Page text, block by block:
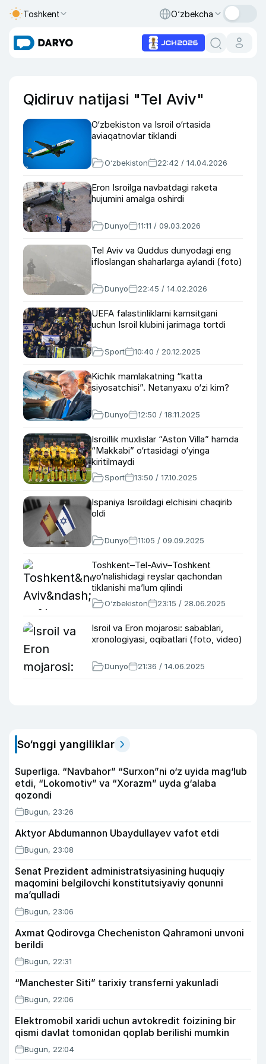
Toshkent O‘zbekcha
Qidiruv natijasi "Tel Aviv"
O‘zbekiston va Isroil o‘rtasida
aviaqatnovlar tiklandi
O‘zbekiston 22:42 / 14.04.2026
Eron Isroilga navbatdagi raketa
hujumini amalga oshirdi
Dunyo 11:11 / 09.03.2026
Tel Aviv va Quddus dunyodagi eng
ifloslangan shaharlarga aylandi (foto)
Dunyo 22:45 / 14.02.2026
UEFA falastinliklarni kamsitgani
uchun Isroil klubini jarimaga tortdi
Sport 10:40 / 20.12.2025
Kichik mamlakatning “katta
siyosatchisi”. Netanyaxu o‘zi kim?
Dunyo 12:50 / 18.11.2025
Isroillik muxlislar “Aston Villa” hamda
“Makkabi” o‘rtasidagi o‘yinga
kiritilmaydi
Sport 13:50 / 17.10.2025
Ispaniya Isroildagi elchisini chaqirib
oldi
Dunyo 11:05 / 09.09.2025
Toshkent–Tel-Aviv–Toshkent
yo‘nalishidagi reyslar qachondan
tiklanishi maʼlum qilindi
O‘zbekiston 23:15 / 28.06.2025
Isroil va Eron mojarosi: sabablari,
xronologiyasi, oqibatlari (foto, video)
Dunyo 21:36 / 14.06.2025
So‘nggi yangiliklar
Superliga. “Navbahor” “Surxon”ni o‘z uyida mag‘lub
etdi, “Lokomotiv” va “Xorazm” uyda g‘alaba
qozondi
Bugun, 23:26
Aktyor Abdu­mannon Ubaydullayev vafot etdi
Bugun, 23:08
Senat Prezident administratsiyasining huquqiy
maqomini belgilovchi konstitutsiyaviy qonunni
ma’qulladi
Bugun, 23:06
Axmat Qodirovga Checheniston Qahramoni unvoni
berildi
Bugun, 22:31
“Manchester Siti” tarixiy transferni yakunladi
Bugun, 22:06
Elektromobil xaridi uchun avtokredit foizining bir
qismi davlat tomonidan qoplab berilishi mumkin
Bugun, 22:04